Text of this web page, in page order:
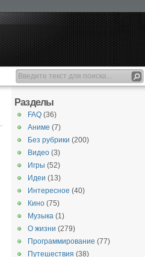
Разделы
FAQ (36)
Аниме (7)
Без рубрики (200)
Видео (3)
Игры (52)
Идеи (13)
Интересное (40)
Кино (75)
Музыка (1)
О жизни (279)
Программирование (77)
Путешествия (38)